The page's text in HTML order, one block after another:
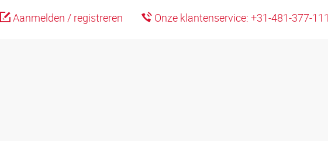
Aanmelden / registreren
Onze klantenservice: +31-481-377-111